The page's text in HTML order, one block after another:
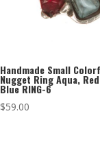
Handmade Small
Nugget Ring Aqua,
Blue RING-6
$59.00